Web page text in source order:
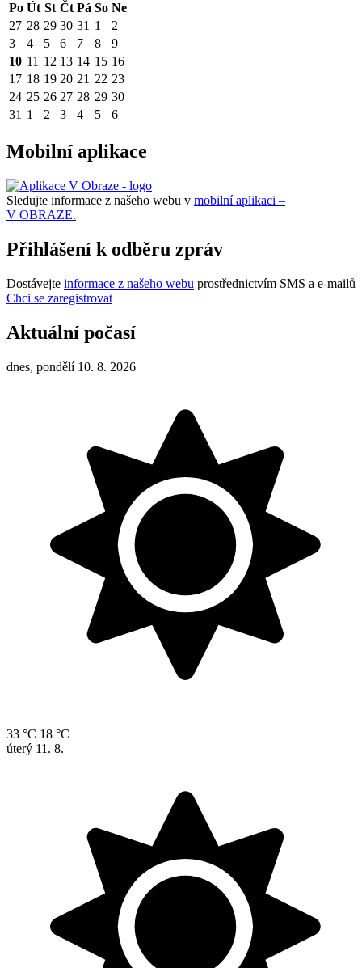
Po Út St Čt Pá So Ne
27 28 29 30 31 1
2
3
4 5 6 7 8
9
10 11 12 13 14 15 16
17 18 19 20 21 22 23
24 25 26 27 28 29 30
31 1 2 3 4 5 6
Mobilní aplikace
Sledujte informace z našeho webu v mobilní aplikaci –
V OBRAZE.
Přihlášení k odběru zpráv
Dostávejte informace z našeho webu prostřednictvím SMS a e-mailů
Chci se zaregistrovat
Aktuální počasí
dnes, pondělí 10. 8. 2026
33 °C 18 °C
úterý 11. 8.